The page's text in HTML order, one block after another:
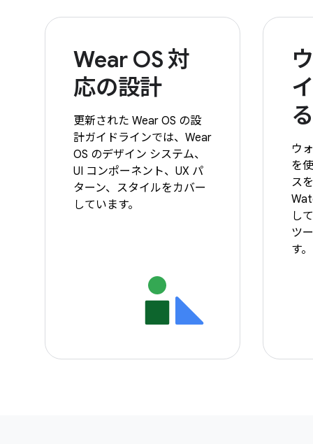
Wear OS 対
応の設計
更新された Wear OS の設
計ガイドラインでは、Wear
OS のデザイン システム、
UI コンポーネント、UX パ
ターン、スタイルをカバー
しています。
る
ウ
を
ス
し
ツ
す。